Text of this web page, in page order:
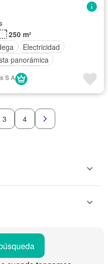
250 m²
Electricidad
panorámica
Patio
S A
3 4